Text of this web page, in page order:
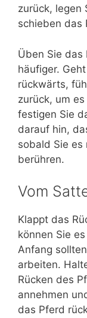
zurück, legen
schieben das
Üben Sie das
häufiger.
rückwärts,
zurück, um
festigen Sie
darauf hin,
sobald Sie es
berühren.
Vom
Klappt das
können Sie
Anfang
arbeiten.
Rücken des
annehmen
das Pferd